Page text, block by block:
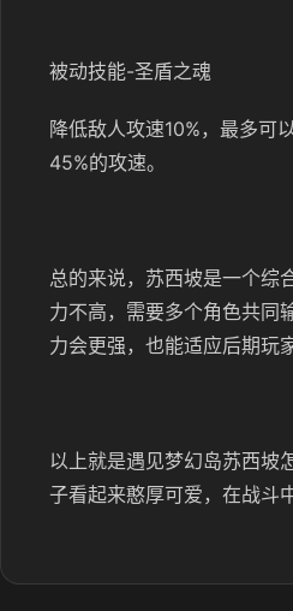
被动技能-圣盾之魂
降低敌人攻速10%，最多可
45%的攻速。
总的来说，苏西坡是一个综
力不高，需要多个角色共同
力会更强，也能适应后期玩
以上就是遇见梦幻岛苏西坡
子看起来憨厚可爱，在战斗